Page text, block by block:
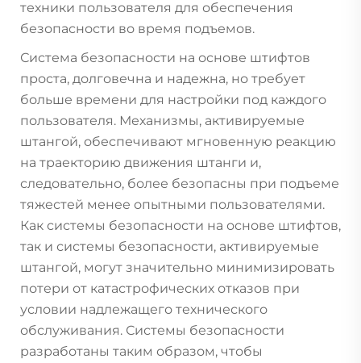
техники пользователя для обеспечения
безопасности во время подъемов.
Система безопасности на основе штифтов
проста, долговечна и надежна, но требует
больше времени для настройки под каждого
пользователя. Механизмы, активируемые
штангой, обеспечивают мгновенную реакцию
на траекторию движения штанги и,
следовательно, более безопасны при подъеме
тяжестей менее опытными пользователями.
Как системы безопасности на основе штифтов,
так и системы безопасности, активируемые
штангой, могут значительно минимизировать
потери от катастрофических отказов при
условии надлежащего технического
обслуживания. Системы безопасности
разработаны таким образом, чтобы